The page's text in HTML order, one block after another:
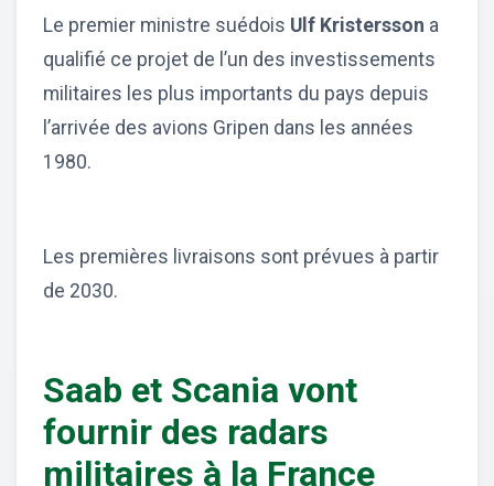
Le premier ministre suédois Ulf Kristersson a
qualifié ce projet de l’un des investissements
militaires les plus importants du pays depuis
l’arrivée des avions Gripen dans les années
1980.
Les premières livraisons sont prévues à partir
de 2030.
Saab et Scania vont
fournir des radars
militaires à la France